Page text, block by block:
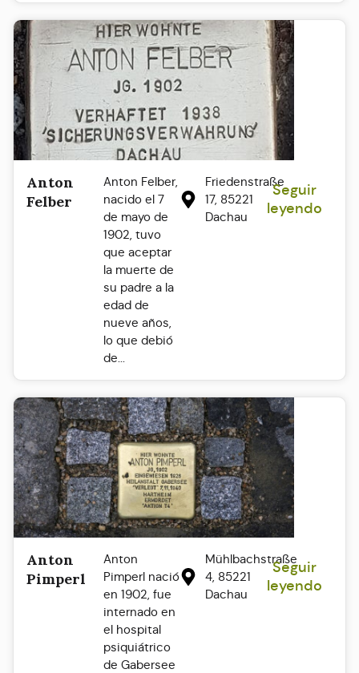
Anton
Felber
Anton Felber,
nacido el 7
de mayo de
1902, tuvo
que aceptar
la muerte de
su padre a la
edad de
nueve años,
lo que debió
de...
Friedenstraße
17, 85221
Dachau
Seguir
leyendo
Anton
Pimperl
Anton
Pimperl nació
en 1902, fue
internado en
el hospital
psiquiátrico
de Gabersee
Mühlbachstraße
4, 85221
Dachau
Seguir
leyendo